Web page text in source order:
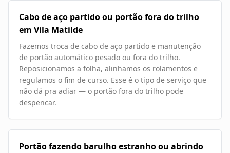
Cabo de aço partido ou portão fora do trilho
em Vila Matilde
Fazemos troca de cabo de aço partido e manutenção
de portão automático pesado ou fora do trilho.
Reposicionamos a folha, alinhamos os rolamentos e
regulamos o fim de curso. Esse é o tipo de serviço que
não dá pra adiar — o portão fora do trilho pode
despencar.
Portão fazendo barulho estranho ou abrindo